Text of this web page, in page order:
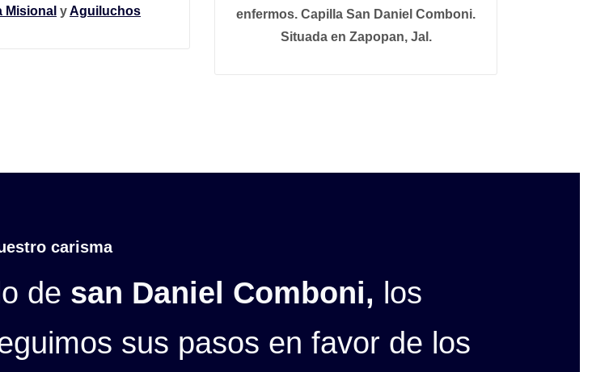
Misional yAguiluchos
enfermos. Capilla San Daniel Comboni.
Situada en Zapopan, Jal.
carisma
de san Daniel Comboni, los
sus pasos en favor de los